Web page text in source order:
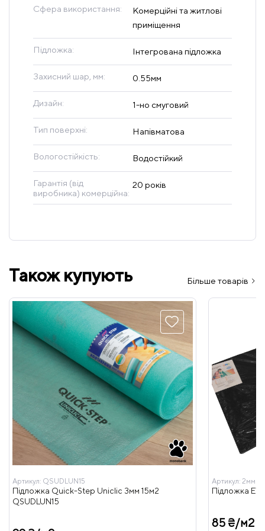
Сфера використання:
Комерційні та житлові
приміщення
Підложка: Інтегрована підложка
Захисний шар, мм: 0.55мм
Дизайн: 1-но смуговий
Тип поверхні: Напівматова
Вологостійкість: Водостійкий
Гарантія (від
виробника) комерційна:
20 років
Також купують Більше товарів
Артикул: QSUDLUN15
Підложка Quick-Step Uniclic 3мм 15м2
QSUDLUN15
Артикул: 2мм
Підложка
85 ₴/м2